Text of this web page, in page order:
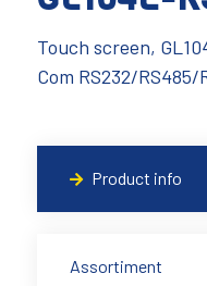
Touch screen,
Com RS232/
Product info
Assortiment